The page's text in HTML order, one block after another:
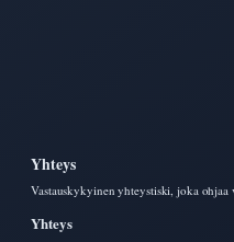
Yhteys
Vastauskykyinen yhteystiski, joka
Yhteys